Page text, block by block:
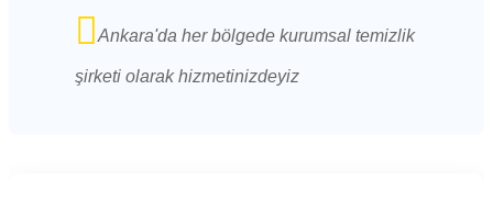
Ankara'da her bölgede kurumsal temizlik
şirketi olarak hizmetinizdeyiz